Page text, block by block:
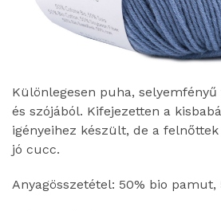
Különlegesen puha,
és szójából. Kifejezetten a
igényeihez készült, de a
jó cucc.
Anyagösszetétel: 50% bio pamut,